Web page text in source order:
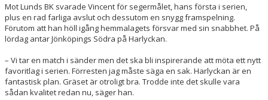
Mot Lunds BK svarade Vincent för segermålet, hans första i serien,
plus en rad farliga avslut och dessutom en snygg framspelning.
Förutom att han höll igång hemmalagets försvar med sin snabbhet. På
lördag antar Jönköpings Södra på Harlyckan.
– Vi tar en match i sänder men det ska bli inspirerande att möta ett nytt
favoritlag i serien. Förresten jag måste säga en sak. Harlyckan är en
fantastisk plan. Gräset är otroligt bra. Trodde inte det skulle vara
sådan kvalitet redan nu, säger han.